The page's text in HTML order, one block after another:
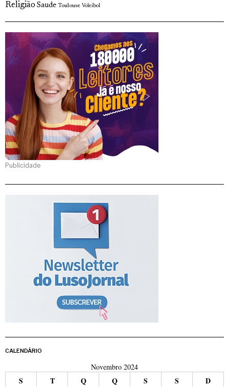
Religião Saude Toulouse Voleibol
Publicidade
CALENDÁRIO
Novembro 2024
S T Q Q S S D